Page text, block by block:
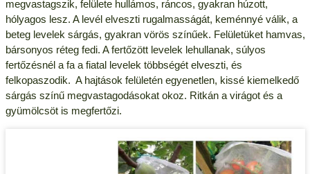
megvastagszik, felülete hullámos, ráncos, gyakran húzott,
hólyagos lesz. A levél elveszti rugalmasságát, keménnyé válik, a
beteg levelek sárgás, gyakran vörös színűek. Felületüket hamvas,
bársonyos réteg fedi. A fertőzött levelek lehullanak, súlyos
fertőzésnél a fa a fiatal levelek többségét elveszti, és
felkopaszodik. A hajtások felületén egyenetlen, kissé kiemelkedő
sárgás színű megvastagodásokat okoz. Ritkán a virágot és a
gyümölcsöt is megfertőzi.